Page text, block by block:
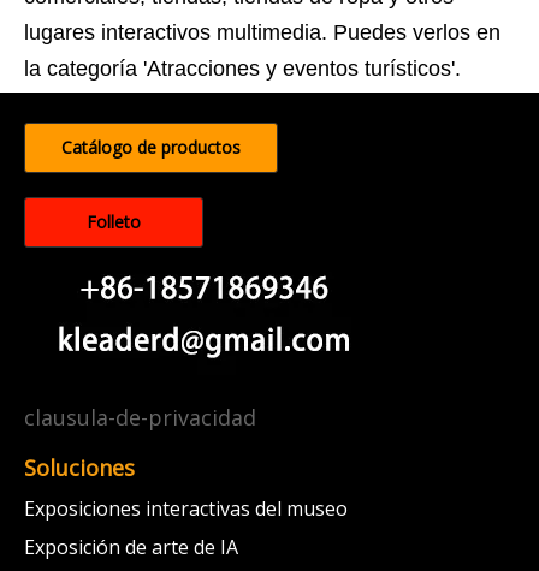
lugares interactivos multimedia. Puedes verlos en
la categoría 'Atracciones y eventos turísticos'.
Catálogo de productos
Folleto
clausula-de-privacidad
Soluciones
Exposiciones interactivas del museo
Exposición de arte de IA